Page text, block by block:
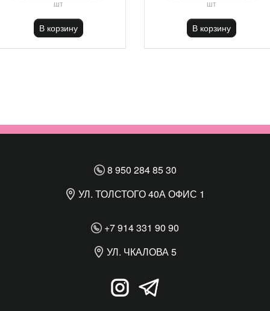
шт
В корзину
шт
В корзину
8 950 284 85 30
УЛ. ТОЛСТОГО 40А ОФИС 1
+7 914 331 90 90
УЛ. ЧКАЛОВА 5